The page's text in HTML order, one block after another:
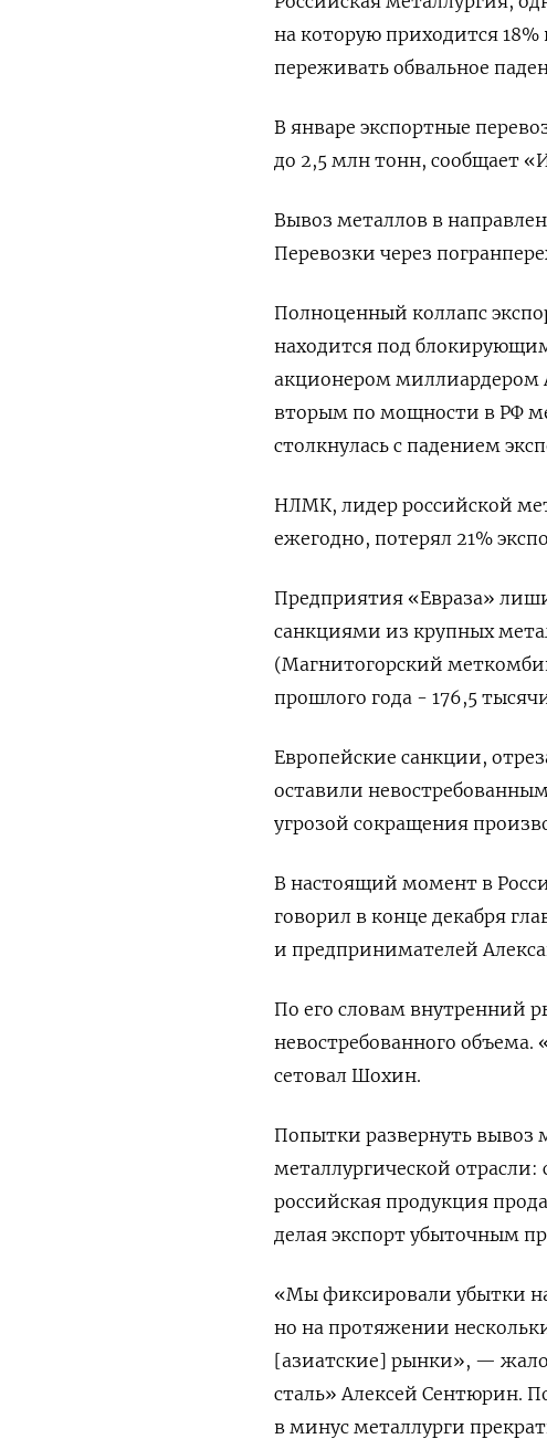
на которую приходится
переживать обвальное
В январе экспортные
до 2,5 млн тонн, сообщает
Вывоз металлов в
Перевозки через
Полноценный коллапс
находится под
акционером
вторым по мощности в РФ
столкнулась с падением
НЛМК, лидер российской
ежегодно, потерял 21%
Предприятия «Евраза»
санкциями из крупных
(Магнитогорский
прошлого года - 176,5
Европейские санкции,
оставили
угрозой сокращения
В настоящий момент в
говорил в конце декабря
и предпринимателей
По его словам внутренний
невостребованного объема.
сетовал Шохин.
Попытки развернуть вывоз
металлургической отрасли:
российская продукция
делая экспорт убыточным
«Мы фиксировали убытки
но на протяжении
[азиатские] рынки», —
сталь» Алексей Сентюрин.
в минус металлурги